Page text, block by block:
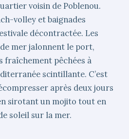
voisin de Poblenou.
volley et baignades
décontractée. Les
mer jalonnent le port,
fraîchement pêchées à
scintillante. C’est
après deux jours
sirotant un mojito tout en
soleil sur la mer.